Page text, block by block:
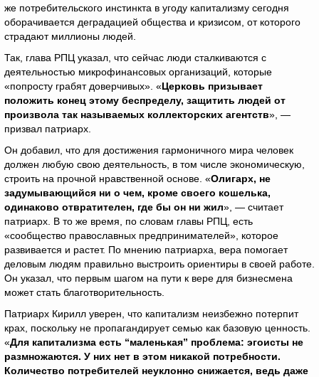
же потребительского инстинкта в угоду капитализму сегодня
оборачивается деградацией общества и кризисом, от которого
страдают миллионы людей.
Так, глава РПЦ указал, что сейчас люди сталкиваются с
деятельностью микрофинансовых организаций, которые
«попросту грабят доверчивых». «Церковь призывает
положить конец этому беспределу, защитить людей от
произвола так называемых коллекторских агентств», —
призвал патриарх.
Он добавил, что для достижения гармоничного мира человек
должен любую свою деятельность, в том числе экономическую,
строить на прочной нравственной основе. «Олигарх, не
задумывающийся ни о чем, кроме своего кошелька,
одинаково отвратителен, где бы он ни жил», — считает
патриарх. В то же время, по словам главы РПЦ, есть
«сообщество православных предпринимателей», которое
развивается и растет. По мнению патриарха, вера помогает
деловым людям правильно выстроить ориентиры в своей работе.
Он указал, что первым шагом на пути к вере для бизнесмена
может стать благотворительность.
Патриарх Кирилл уверен, что капитализм неизбежно потерпит
крах, поскольку не пропагандирует семью как базовую ценность.
«Для капитализма есть “маленькая” проблема: эгоисты не
размножаются. У них нет в этом никакой потребности.
Количество потребителей неуклонно снижается, ведь даже